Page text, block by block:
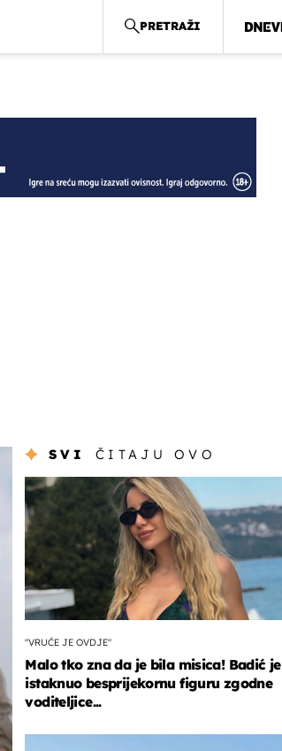
PRETRAŽI
SVI ČITAJU OVO
"VRUĆE JE OVDJE"
Malo tko zna da je bila misica! Badić je
istaknuo besprijekornu figuru zgodne
voditeljice...